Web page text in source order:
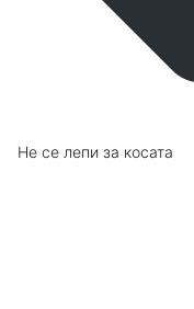
Не се лепи за косата